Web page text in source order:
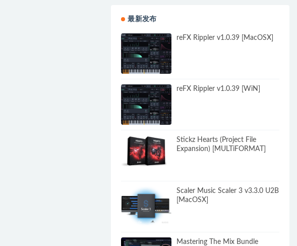
最新发布
reFX Rippler v1.0.39 [MacOSX]
reFX Rippler v1.0.39 [WiN]
Stickz Hearts (Project File
Expansion) [MULTiFORMAT]
Scaler Music Scaler 3 v3.3.0 U2B
[MacOSX]
Mastering The Mix Bundle